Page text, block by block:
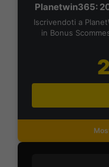
Planetwin365:
Iscrivendoti a
in Bonus